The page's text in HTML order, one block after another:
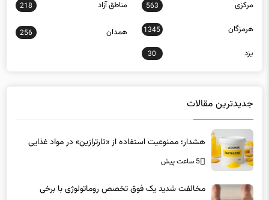
مرکزی 563
218
1345
جدیدترین مقالات
هشدار؛ ممنوعیت استفاده از «تارترازین» در مواد غذایی